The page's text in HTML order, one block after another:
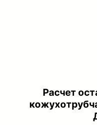
Расчет